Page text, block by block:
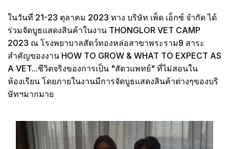
ในวันที่ 21-23 ตุลาคม 2023 ทาง บริษัท เพ็ด เอ็กซ์ จำกัด ได้
ร่วมจัดบูธแสดงสินค้าในงาน THONGLOR VET CAMP
2023 ณ โรงพยาบาลสัตว์ทองหล่อสาขาพระราม9 สาระ
สำคัญของงาน HOW TO GROW & WHAT TO EXPECT AS
A VET...ชีวิตจริงของการเป็น "สัตวแพทย์" ที่ไม่สอนใน
ห้องเรียน โดยภายในงานมีการจัดบูธแสดงสินค้าต่างๆของบริ
ษัทฯมากมาย